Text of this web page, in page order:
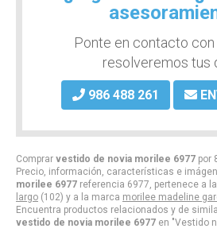
Comprar vestido de novia morilee 6977 por
Precio, información, características e
morilee 6977 referencia 6977, pertenece a
largo (102) y a la marca morilee madeline
Encuentra productos relacionados y de
vestido de novia morilee 6977 en "Vestido
Ponte en contacto
resolveremos tus
986 488 261